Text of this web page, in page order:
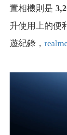
置相機則是
升使用上的便
遊紀錄，